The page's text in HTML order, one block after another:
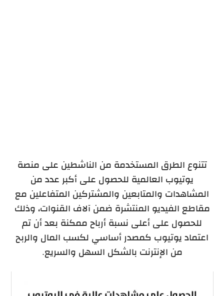
تتنوع الطرق المستخدمة من الناشطين على منصة
يوتيوب العالمية للحصول على أكبر عدد من
المشاهدات والمتابعين والمشتركين المتفاعلين مع
مقاطع الفيديو المنتشرة ضمن آلاف القنوات، وذلك
للحصول على أعلى نسبة أرباح ممكنة بعد أن تم
اعتماد يوتيوب كمصدر أساسي لكسب المال والربح
من الإنترنت بالشكل السهل والسريع.